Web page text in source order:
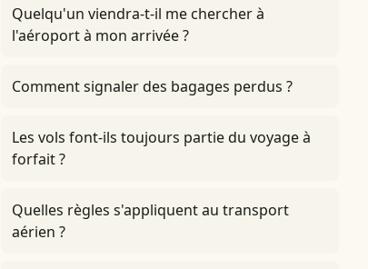
Quelqu'un viendra-t-il me chercher à
l'aéroport à mon arrivée ?
Comment signaler des bagages perdus ?
Les vols font-ils toujours partie du voyage à
forfait ?
Quelles règles s'appliquent au transport
aérien ?